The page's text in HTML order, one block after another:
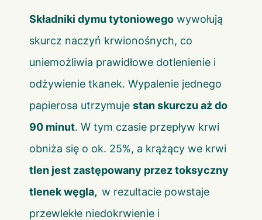
Składniki dymu tytoniowego wywołują
skurcz naczyń krwionośnych, co
uniemożliwia prawidłowe dotlenienie i
odżywienie tkanek. Wypalenie jednego
papierosa utrzymuje stan skurczu aż do
90 minut. W tym czasie przepływ krwi
obniża się o ok. 25%, a krążący we krwi
tlen jest zastępowany przez toksyczny
tlenek węgla, w rezultacie powstaje
przewlekłe niedokrwienie i